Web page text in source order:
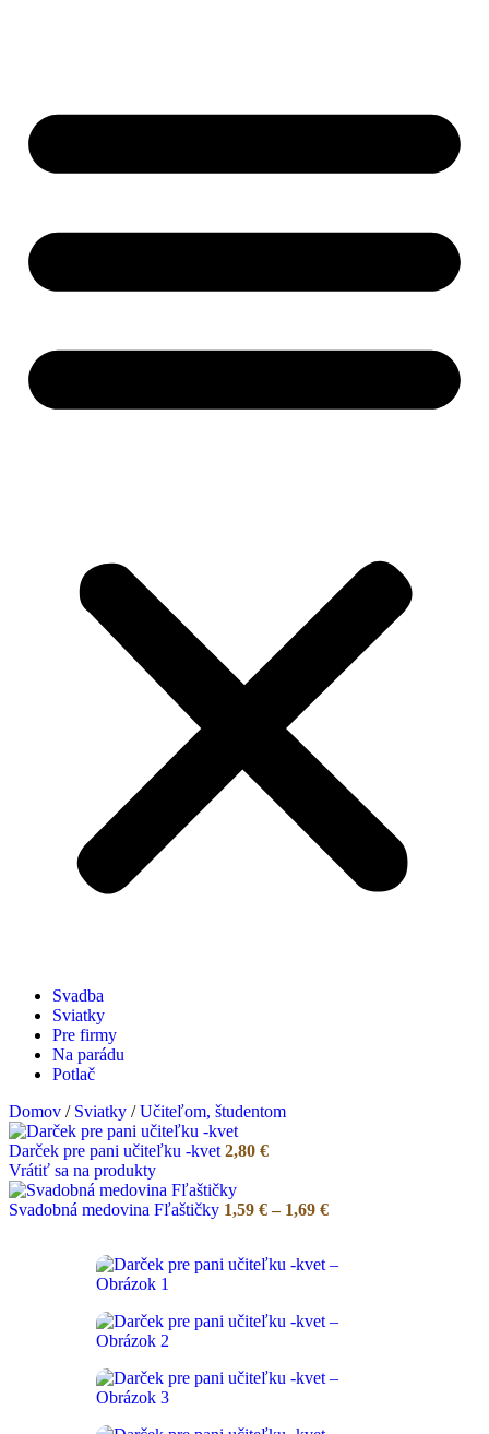
Svadba
Sviatky
Pre firmy
Na parádu
Potlač
Domov / Sviatky / Učiteľom, študentom
Darček pre pani učiteľku -kvet 2,80 €
Vrátiť sa na produkty
Svadobná medovina Fľaštičky 1,59 € – 1,69 €Price
through